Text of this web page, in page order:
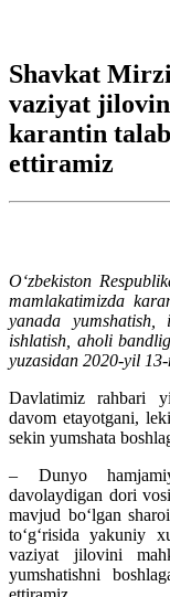
Shavkat
vaziyat
karantin
ettiramiz
O‘zbekiston
mamlakatimizda
yanada yumshatish,
ishlatish, aholi
yuzasidan 2020-yil
Davlatimiz rahbari
davom etayotgani,
sekin yumshata
– Dunyo
davolaydigan dori
mavjud bo‘lgan
to‘g‘risida yakuniy
vaziyat jilovini
yumshatishni